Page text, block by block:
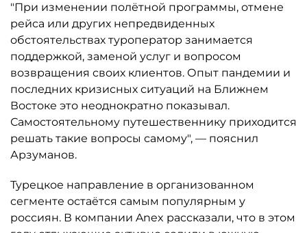
"При изменении полётной программы, отмене
рейса или других непредвиденных
обстоятельствах туроператор занимается
поддержкой, заменой услуг и вопросом
возвращения своих клиентов. Опыт пандемии и
последних кризисных ситуаций на Ближнем
Востоке это неоднократно показывал.
Самостоятельному путешественнику приходится
решать такие вопросы самому", — пояснил
Арзуманов.
Турецкое направление в организованном
сегменте остаётся самым популярным у
россиян. В компании Anex рассказали, что в этом